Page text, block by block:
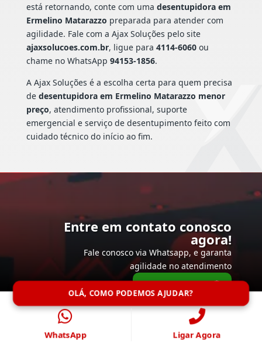
está retornando, conte com uma desentupidora em
Ermelino Matarazzo preparada para atender com
agilidade. Fale com a Ajax Soluções pelo site
ajaxsolucoes.com.br, ligue para 4114-6060ou
chame no WhatsApp 94153-1856.
A Ajax Soluções é a escolha certa para quem precisa
de desentupidora em Ermelino Matarazzo menor
preço, atendimento profissional, suporte
emergencial e serviço de desentupimento feito com
cuidado técnico do início ao fim.
Entre em contato conosco
agora!
Fale conosco via Whatsapp, e garanta
agilidade no atendimento
Falar Agora
OLÁ, COMO PODEMOS AJUDAR?
WhatsApp Ligar Agora